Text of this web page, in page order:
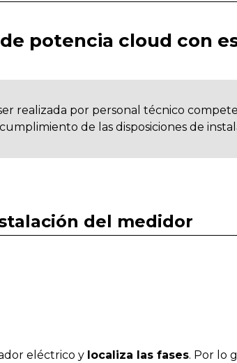
potencia cloud con
realizada por personal técnico
de las disposiciones de
del medidor
eléctrico y localiza las fases. Por lo